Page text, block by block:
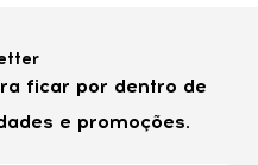
ficar por dentro de
e promoções.